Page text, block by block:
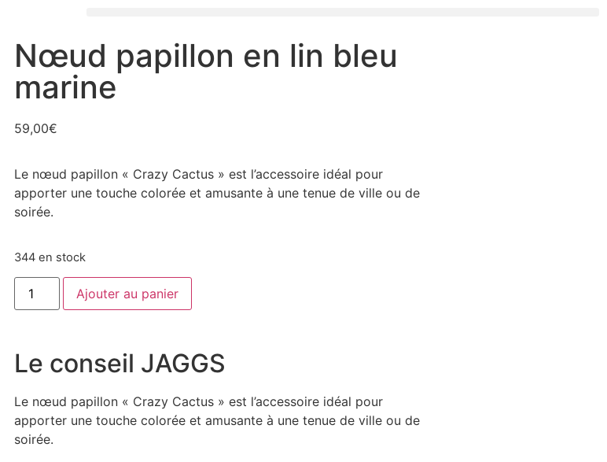
Nœud papillon en lin bleu
marine
59,00€
Le nœud papillon « Crazy Cactus » est l’accessoire idéal pour
apporter une touche colorée et amusante à une tenue de ville ou de
soirée.
344 en stock
Ajouter au panier
Le conseil JAGGS
Le nœud papillon « Crazy Cactus » est l’accessoire idéal pour
apporter une touche colorée et amusante à une tenue de ville ou de
soirée.